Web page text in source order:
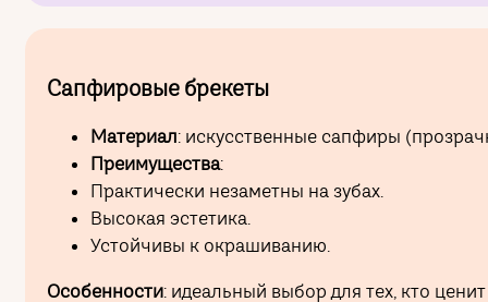
Сапфировые брекеты
Материал: искусственные сапфиры
Преимущества:
Практически незаметны на зубах.
Высокая эстетика.
Устойчивы к окрашиванию.
Особенности: идеальный выбор для тех, кто ценит